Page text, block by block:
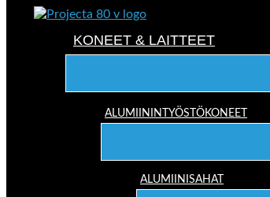
KONEET & LAITTEET
ALUMIININTYÖSTÖKONEET
ALUMIINISAHAT